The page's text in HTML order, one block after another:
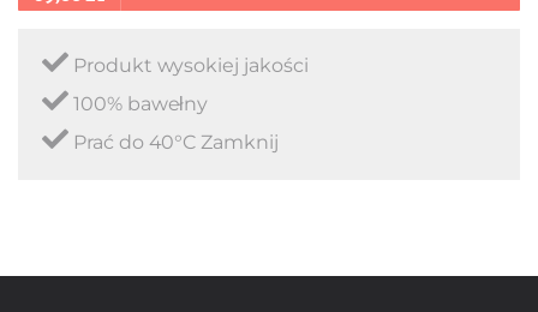
Produkt wysokiej jakości
100% bawełny
Prać do 40°C Zamknij